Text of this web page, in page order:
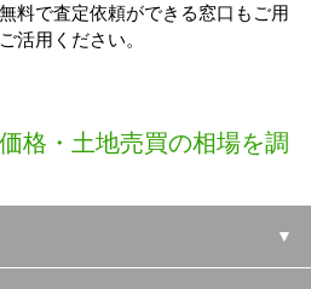
料で査定依頼ができる窓口もご用
活用ください。
格・土地売買の相場を調
▼